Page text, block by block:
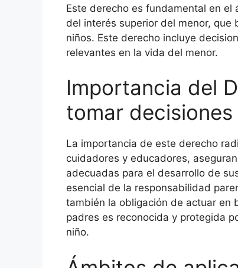
Este derecho es fundamental en el
del interés superior del menor,
niños. Este derecho incluye
relevantes en la vida del menor.
Importancia del
tomar decisiones
La importancia de este derecho
cuidadores y educadores,
adecuadas para el desarrollo de
esencial de la responsabilidad
también la obligación de actuar en
padres es reconocida y protegida
niño.